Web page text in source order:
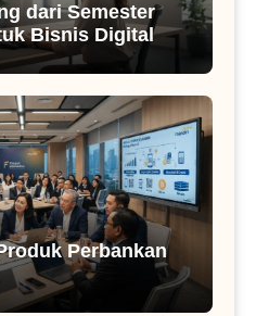
dari Semester
Bisnis Digital
Perbankan